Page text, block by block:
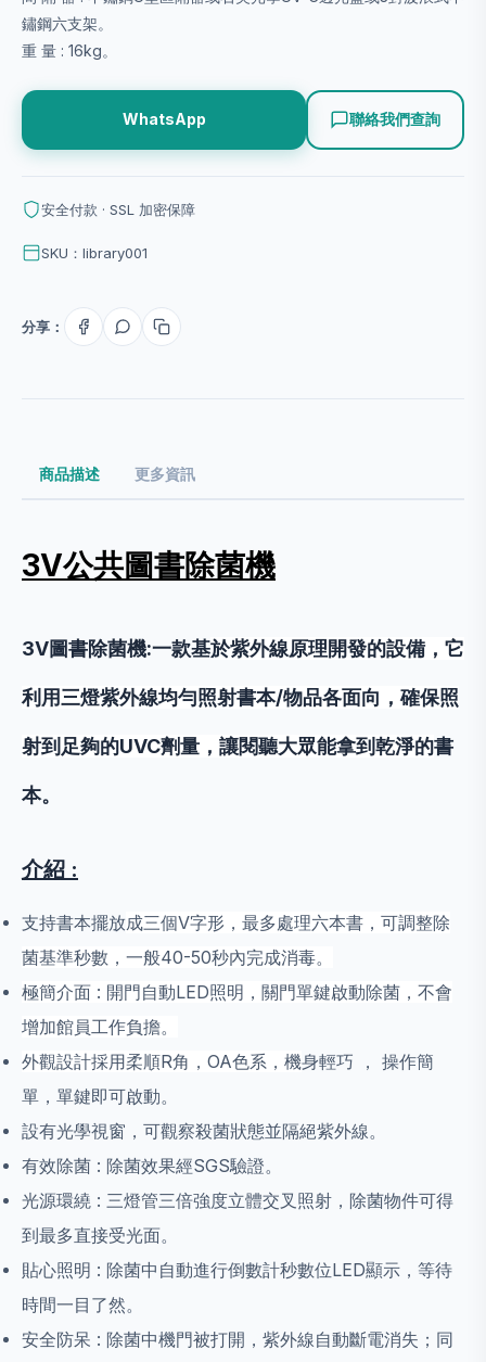
鏽鋼六支架。
重 量 : 16kg。
WhatsApp 聯絡我們查詢
安全付款 · SSL 加密保障
SKU：library001
分享：
商品描述 更多資訊
3V公共圖書除菌機
3V圖書除菌機:一款基於紫外線原理開發的設備，它
利用三燈紫外線均勻照射書本/物品各面向，確保照
射到足夠的UVC劑量，讓閱聽大眾能拿到乾淨的書
本。
介紹 :
支持書本擺放成三個V字形，最多處理六本書，可調整除
菌基準秒數，一般40-50秒內完成消毒。
極簡介面 : 開門自動LED照明，關門單鍵啟動除菌，不會
增加館員工作負擔。
外觀設計採用柔順R角，OA色系 ，機身輕巧 ， 操作簡
單，單鍵即可啟動。
設有光學視窗，可觀察殺菌狀態並隔絕紫外線。
有效除菌 : 除菌效果經SGS驗證。
光源環繞 : 三燈管三倍強度立體交叉照射，除菌物件可得
到最多直接受光面。
貼心照明 : 除菌中自動進行倒數計秒數位LED顯示，等待
時間一目了然。
安全防呆 : 除菌中機門被打開，紫外線自動斷電消失；同